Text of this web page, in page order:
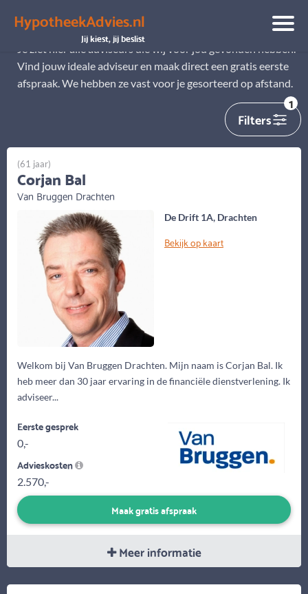
HypotheekAdvies.nl
Jij kiest, jij beslist
Alle adviseurs
Je ziet hier alle adviseurs die wij voor jou gevonden hebben.
Vind jouw ideale adviseur en maak direct een gratis eerste
afspraak. We hebben ze vast voor je gesorteerd op afstand.
Filters
1
De Drift 1A, Drachten
Bekijk op kaart
Welkom bij Van Bruggen Drachten. Mijn naam is Corjan Bal. Ik
heb meer dan 30 jaar ervaring in de financiële dienstverlening. Ik
adviseer...
(61 jaar)
Corjan Bal
Van Bruggen Drachten
Eerste gesprek
0,-
Advieskosten
2.570,-
Maak gratis afspraak
Meer informatie